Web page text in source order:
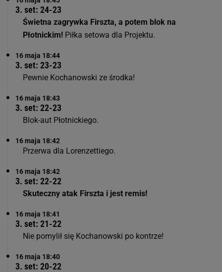
3. set: 24-23
Świetna zagrywka Firszta, a potem blok na
Płotnickim! Piłka setowa dla Projektu.
16 maja 18:44
3. set: 23-23
Pewnie Kochanowski ze środka!
16 maja 18:43
3. set: 22-23
Blok-aut Płotnickiego.
16 maja 18:42
Przerwa dla Lorenzettiego.
16 maja 18:42
3. set: 22-22
Skuteczny atak Firszta i jest remis!
16 maja 18:41
3. set: 21-22
Nie pomylił się Kochanowski po kontrze!
16 maja 18:40
3. set: 20-22